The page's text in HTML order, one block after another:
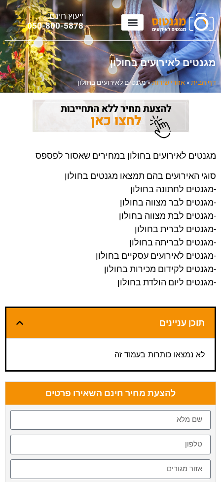
ייעוץ חינם:
050-800-5878
מגנטים לאירועים בחולון
דף הבית»אזורי שירות»מגנטים לאירועים בחולון
מגנטים לאירועים בחולון במחירים שאסור לפספס
סוגי האירועים בהם תמצאו מגנטים בחולון
-מגנטים לחתונה בחולון
-מגנטים לבר מצווה בחולון
-מגנטים לבת מצווה בחולון
-מגנטים לברית בחולון
-מגנטים לבריתה בחולון
-מגנטים לאירועים עסקיים בחולון
-מגנטים לקידום מכירות בחולון
-מגנטים ליום הולדת בחולון
תוכן עניינים
לא נמצאו כותרות בעמוד זה
להצעת מחיר חינם השאירו פרטים